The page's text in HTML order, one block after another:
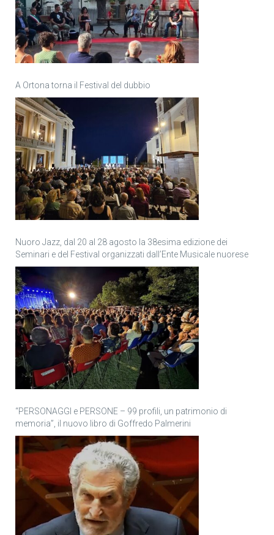
A Ortona torna il Festival del dubbio
Nuoro Jazz, dal 20 al 28 agosto la 38esima edizione dei
Seminari e del Festival organizzati dall’Ente Musicale nuorese
“PERSONAGGI e PERSONE – 99 profili, un patrimonio di
memoria”, il nuovo libro di Goffredo Palmerini